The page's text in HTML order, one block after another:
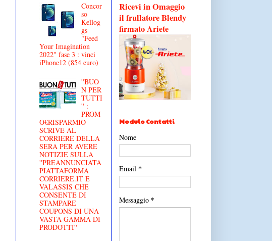
Concor
so
Kellog
gs
"Feed
Your Imagination
2022" fase 3 : vinci
iPhone12 (854 euro)
''BUO
N PER
TUTTI
'' :
PROM
O€RISPARMIO
SCRIVE AL
CORRIERE DELLA
SERA PER AVERE
NOTIZIE SULLA
''PREANNUNCIATA
PIATTAFORMA
CORRIERE.IT E
VALASSIS CHE
CONSENTE DI
STAMPARE
COUPONS DI UNA
VASTA GAMMA DI
PRODOTTI''
Ricevi in Omaggio
il frullatore Blendy
firmato Ariete
Modulo Contatti
Nome
Email *
Messaggio *